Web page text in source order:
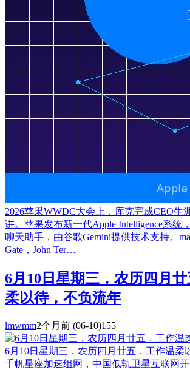
2026苹果WWDC大会上，库克完成CEO生
讲。苹果发布新一代Apple Intelligence系统
聊天助手，由谷歌Gemini提供技术支持。
Gate，John Ter…
6月10日星期三，农历四月
柔以待，不负流年
lmwmm2个月前 (06-10)155
6月10日星期三，农历四月廿五，工作温柔
千帆星座加速组网，中国低轨卫星互联网